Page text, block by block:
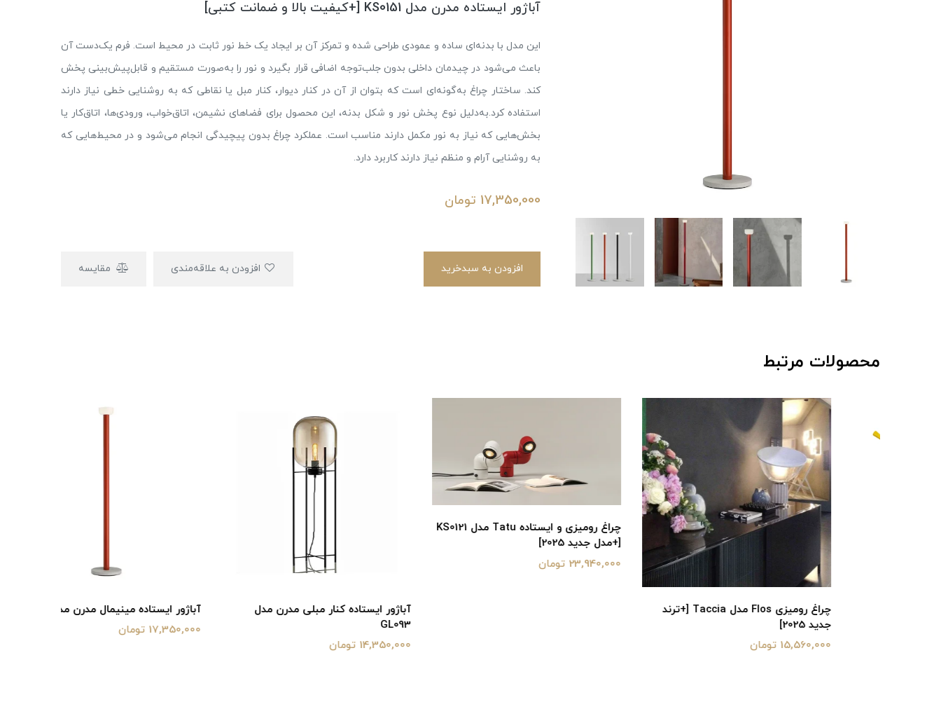
آباژور ایستاده مدرن مدل KS0151 [+کیفیت بالا و ضمانت کتبی]
این مدل با بدنه‌ای ساده و عمودی طراحی شده و تمرکز آن بر ایجاد یک خط نور ثابت در محیط است. فرم یک‌دست آن
باعث می‌شود در چیدمان داخلی بدون جلب‌توجه اضافی قرار بگیرد و نور را به‌صورت مستقیم و قابل‌پیش‌بینی پخش
کند. ساختار چراغ به‌گونه‌ای است که بتوان از آن در کنار دیوار، کنار مبل یا نقاطی که به روشنایی خطی نیاز دارند
استفاده کرد.به‌دلیل نوع پخش نور و شکل بدنه، این محصول برای فضاهای نشیمن، اتاق‌خواب، ورودی‌ها، اتاق‌کار یا
بخش‌هایی که نیاز به نور مکمل دارند مناسب است. عملکرد چراغ بدون پیچیدگی انجام می‌شود و در محیط‌هایی که
به روشنایی آرام و منظم نیاز دارند کاربرد دارد.
17,350,000 تومان
افزودن به سبدخرید مقایسه
محصولات مرتبط
چراغ رومیزی Flos مدل Taccia [+ترند
15,560,000 تومان
چراغ رومیزی و ایستاده Tatu مدل KS0121
[+مدل جدید 2025]
23,940,000 تومان
آباژور ایستاده کنار مبلی مدرن مدل
14,350,000 تومان
آباژور ایستاده مینیمال مدرن مدل KS0151
17,350,000 تومان